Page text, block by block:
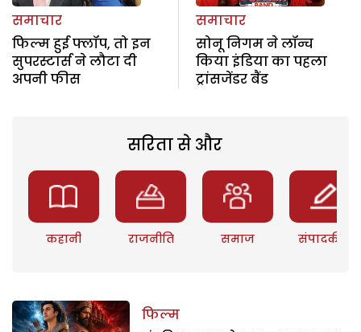
समाचार
फिल्म हुई फ्लॉप, तो इन
सुपरस्टार्स ने लौटा दी
अपनी फीस
समाचार
सोनू निगम ने लॉन्च
किया इंडिया का पहला
ट्रांसजेंडर बैंड
सरिता से और
कहानी राजनीति समाज संपादकीय
फिल्म